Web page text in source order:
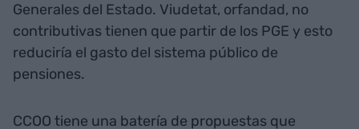
Generales del Estado. Viudetat, orfandad, no
contributivas tienen que partir de los PGE y esto
reduciría el gasto del sistema público de
pensiones.
CCOO tiene una batería de propuestas que